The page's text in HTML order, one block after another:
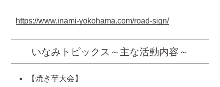
https://www.inami-yokohama.com/road-sign/
いなみトピックス～主な活動内容～
【焼き芋大会】